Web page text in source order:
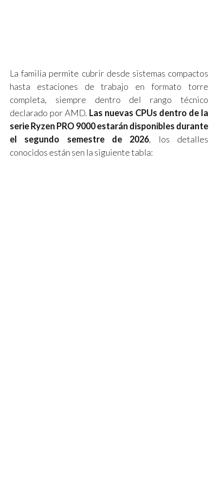
La familia permite cubrir desde sistemas compactos
hasta estaciones de trabajo en formato torre
completa, siempre dentro del rango técnico
declarado por AMD. Las nuevas CPUs dentro de la
serie Ryzen PRO 9000 estarán disponibles durante
el segundo semestre de 2026, los detalles
conocidos están sen la siguiente tabla: